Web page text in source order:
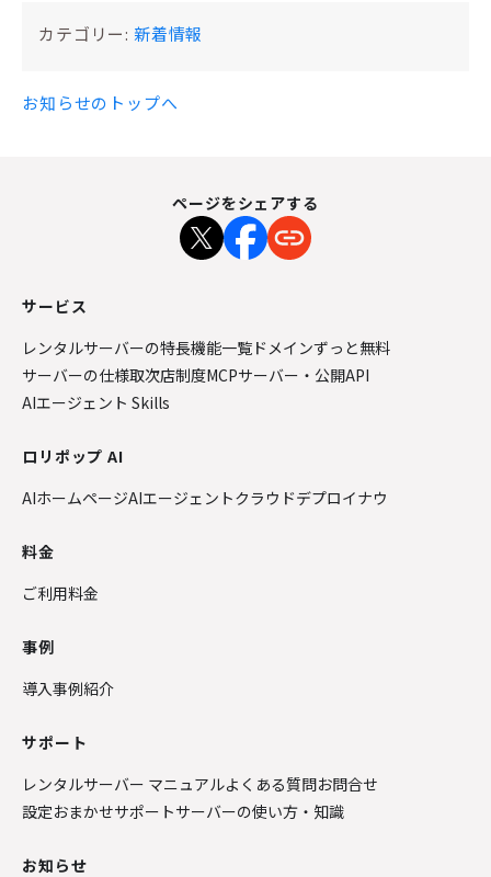
カテゴリー: 新着情報
お知らせのトップへ
ページをシェアする
サービス
レンタルサーバーの特長機能一覧 ドメインずっと無料
サーバーの仕様取次店制度MCPサーバー・公開API
AIエージェント Skills
ロリポップ AI
AIホームページAIエージェントクラウドデプロイナウ
料金
ご利用料金
事例
導入事例紹介
サポート
レンタルサーバー マニュアルよくある質問お問合せ
設定おまかせサポートサーバーの使い方・知識
お知らせ